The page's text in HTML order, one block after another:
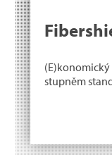
stupněm